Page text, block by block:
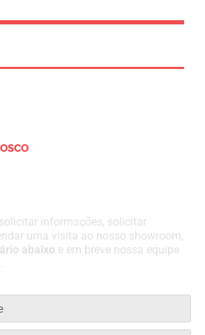
informações, solicitar
uma visita ao nosso showroom,
abaixo e em breve nossa equipe